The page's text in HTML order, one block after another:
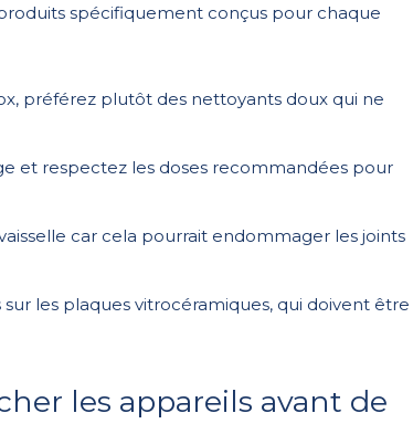
spécifiquement conçus pour chaque
préférez plutôt des nettoyants doux qui ne
et respectez les doses recommandées pour
car cela pourrait endommager les joints
sur les plaques vitrocéramiques, qui doivent être
les appareils avant de